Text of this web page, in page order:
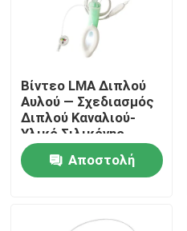
Αρχική Σελίδα
Προϊόντα
Εμφάνιση VR
Βίντεο LMA Διπλού
Αυλού — Σχεδιασμός
Διπλού Καναλιού-
Υλικό Σιλικόνης-
Υψηλή Στεγανότητα-
ISO
Αποστολή